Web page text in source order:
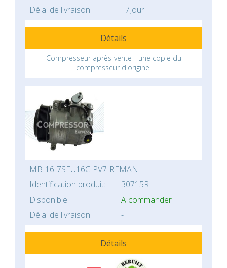
Délai de livraison:
7Jour
Détails
Compresseur après-vente - une copie du
compresseur d'origine.
MB-16-7SEU16C-PV7-REMAN
Identification produit:
30715R
Disponible:
A commander
Délai de livraison:
-
Détails